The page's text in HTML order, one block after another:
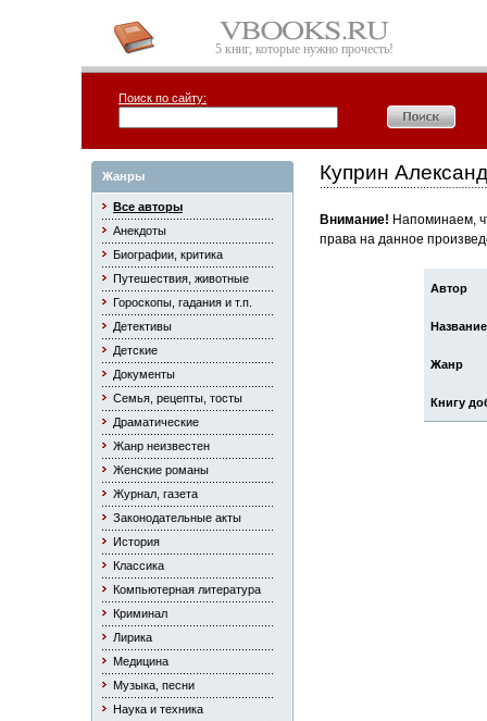
5 книг, которые нужно прочесть!
Поиск по сайту:
Жанры
Все авторы
Анекдоты
Биографии, критика
Путешествия, животные
Гороскопы, гадания и т.п.
Детективы
Детские
Документы
Семья, рецепты, тосты
Драматические
Жанр неизвестен
Женские романы
Журнал, газета
Законодательные акты
История
Классика
Компьютерная литература
Криминал
Лирика
Медицина
Музыка, песни
Наука и техника
Куприн
Внимание! Напоминаем,
права на данное
Автор
Название
Жанр
Книгу